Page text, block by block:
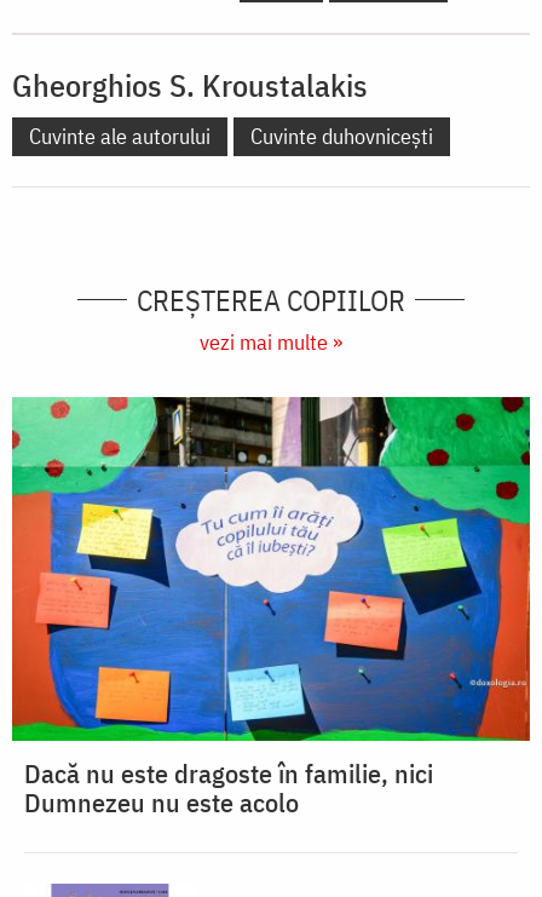
Gheorghios S. Kroustalakis
Cuvinte ale autorului Cuvinte duhovnicești
CREŞTEREA COPIILOR
vezi mai multe »
Dacă nu este dragoste în familie, nici
Dumnezeu nu este acolo